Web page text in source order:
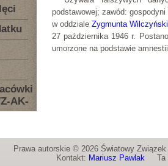
AK-
podstawowej; zawód:
w oddzialeZygmunta
27 października 1946 r.
umorzone na podstawie
Prawa autorskie © 2026 Światowy
Kontakt: Mariusz PawlakTa